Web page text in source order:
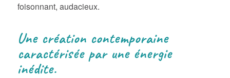
foisonnant, audacieux.
Une création contemporaine
caractérisée par une énergie
inédite.